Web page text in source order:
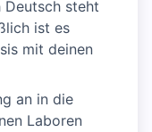
Deutsch steht
ist es
mit deinen
an in die
Laboren